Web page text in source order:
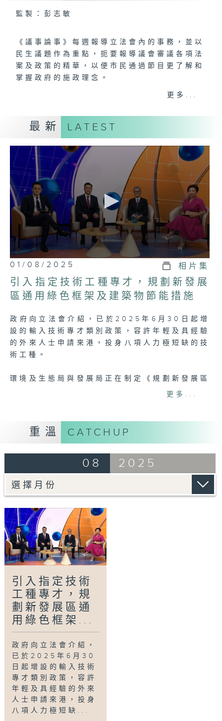
監製：彭志敏
《議事論事》每週報導立法會內的事務，並以
民生議題作為重點，扼要報導議會審議各項法
案及政策的精華，以便市民通過節目更了解和
掌握政府的施政理念。
提高公眾對社會民生議題的參與度和關注度，
促進議會與民間的溝通交流，增強公眾對政府
的信任。
第一節：議事
• 精要報道每周議會大事，包括各項法案的審
議進度、重要政策討論等，讓市民大眾對各項
民生議題有第一手的掌握。
第二節：論事
• 就每集的議題，邀請有關持份者或議員，與
主持一起議事，一同討論法案、政策及各項民
生重要議題，帶出議會事務與社會民生的密切
關聯，增強觀眾的理解。
更多...
最新 LATEST
0
seconds
of
23
minutes,
7
01/08/2025 相片集
引入指定技術工種專才，規劃新發展
區通用綠色框架及建築物節能措施
政府向立法會介紹，已於2025年6月30日起增
設的輸入技術專才類別政策，容許年輕及具經驗
的外來人士申請來港，投身八項人力極短缺的技
術工種。
環境及生態局與發展局正在制定《規劃新發展區
的通用綠色框架》，以作為各政策局及部門在規
善相關政策。
最新進展，會上有議員對日常電力測試可能增加
工商金融業界的營運成本表示關注。
至於評論部份，立法會通過「研究訂立網絡安全
法，建構完善的反網絡詐騙體系」議員議案，促
請政府訂立網絡安全法，完善反網絡詐騙體系。
今集邀請提出議案的立法會議員邱達根和香港通
訊業聯會主席劉貴顯一起探討相關問題。
嘉賓：立法會議員邱達根、香港通訊業聯會主席
劉貴顯
Tag: 議事論事,
更多...
重溫 CATCHUP
08 2025
引入指定技術
工種專才，規
劃新發展區通
用綠色框架...
政府向立法會介紹，
已於2025年6月30
日起增設的輸入技術
專才類別政策，容許
年輕及具經驗的外來
人士申請來港，投身
八項人力極短缺...